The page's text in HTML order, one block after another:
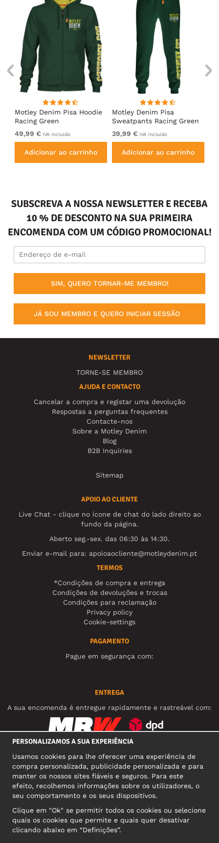
Motley Denim Pisa Hoodie
Racing Green
49,99 € IVA incluído
Adicionar ao carrinho
Motley Denim Pisa
Sweatpants Racing Green
39,99 € IVA incluído
Adicionar ao carrinho
SUBSCREVA A NOSSA NEWSLETTER E RECEBA
10 % DE DESCONTO NA SUA PRIMEIRA
ENCOMENDA COM UM CÓDIGO PROMOCIONAL!
SIM, QUERO TORNAR-ME MEMBRO!
JÁ SOU MEMBRO E QUERO INICIAR SESSÃO
NEWSLETTER
TORNE-SE MEMBRO
AJUDA E CONTACTO
Cancelar a compra e registar uma devolução
Respostas a perguntas frequentes
Contacte-nos
Sobre a Motley Denim
Blog
B2B Inquiries
Sitemap
APOIO AO CLIENTE
Live Chat - clique no ícone de chat do lado direito ao
fundo da página.
Aberto seg.-sex. das 06:30 às 14:30.
Enviar e-mail para: apoioaocliente@motleydenim.pt
TERMOS
*Condições de compra e entrega
Condições de devoluções e trocas
Condições para reclamação
Privacy policy
Cookie-settings
PAGAMENTO
Pague em segurança com:
ENTREGA
A sua encomenda é entregue rapidamente e rastreável com:
MORADA COMERCIAL
Narva mnt 5, EE-10117 Tallinn
Reg: 12356245
PERSONALIZAMOS A SUA EXPERIÊNCIA
Usamos cookies para lhe oferecer uma experiência de
compra personalizada, publicidade personalizada e para
manter os nossos sites fiáveis e seguros. Para este
efeito, recolhemos informações sobre os utilizadores, o
seu comportamento e os seus dispositivos.
Clique em "Ok" se permitir todos os cookies ou selecione
quais os cookies que permite e quais quer desativar
clicando abaixo em “Definições”.